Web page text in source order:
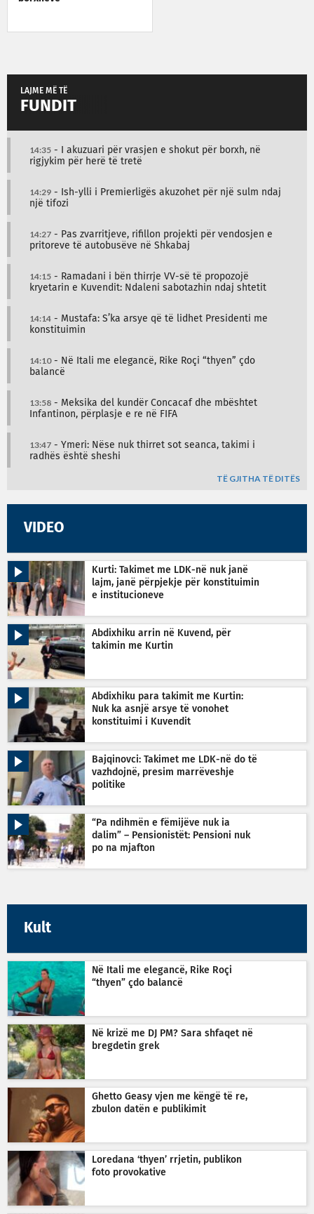
LAJME MË TË
FUNDIT
14:35 - I akuzuari për vrasjen e shokut për borxh, në
rigjykim për herë të tretë
14:29 - Ish-ylli i Premierligës akuzohet për një sulm ndaj
një tifozi
14:27 - Pas zvarritjeve, rifillon projekti për vendosjen e
pritoreve të autobusëve në Shkabaj
14:15 - Ramadani i bën thirrje VV-së të propozojë
kryetarin e Kuvendit: Ndaleni sabotazhin ndaj shtetit
14:14 - Mustafa: S’ka arsye që të lidhet Presidenti me
konstituimin
14:10- Në Itali me elegancë, Rike Roçi “thyen” çdo
balancë
13:58 - Meksika del kundër Concacaf dhe mbështet
Infantinon, përplasje e re në FIFA
13:47 - Ymeri: Nëse nuk thirret sot seanca, takimi i
radhës është sheshi
TË GJITHA TË DITËS
VIDEO
Kurti: Takimet me LDK-në nuk janë
lajm, janë përpjekje për konstituimin
e institucioneve
Abdixhiku arrin në Kuvend, për
takimin me Kurtin
Abdixhiku para takimit me Kurtin:
Nuk ka asnjë arsye të vonohet
konstituimi i Kuvendit
Bajqinovci: Takimet me LDK-në do të
vazhdojnë, presim marrëveshje
politike
“Pa ndihmën e fëmijëve nuk ia
dalim” – Pensionistët: Pensioni nuk
po na mjafton
Kult
Në Itali me elegancë, Rike Roçi
“thyen” çdo balancë
Në krizë me DJ PM? Sara shfaqet në
bregdetin grek
Ghetto Geasy vjen me këngë të re,
zbulon datën e publikimit
Loredana ‘thyen’ rrjetin, publikon
foto provokative